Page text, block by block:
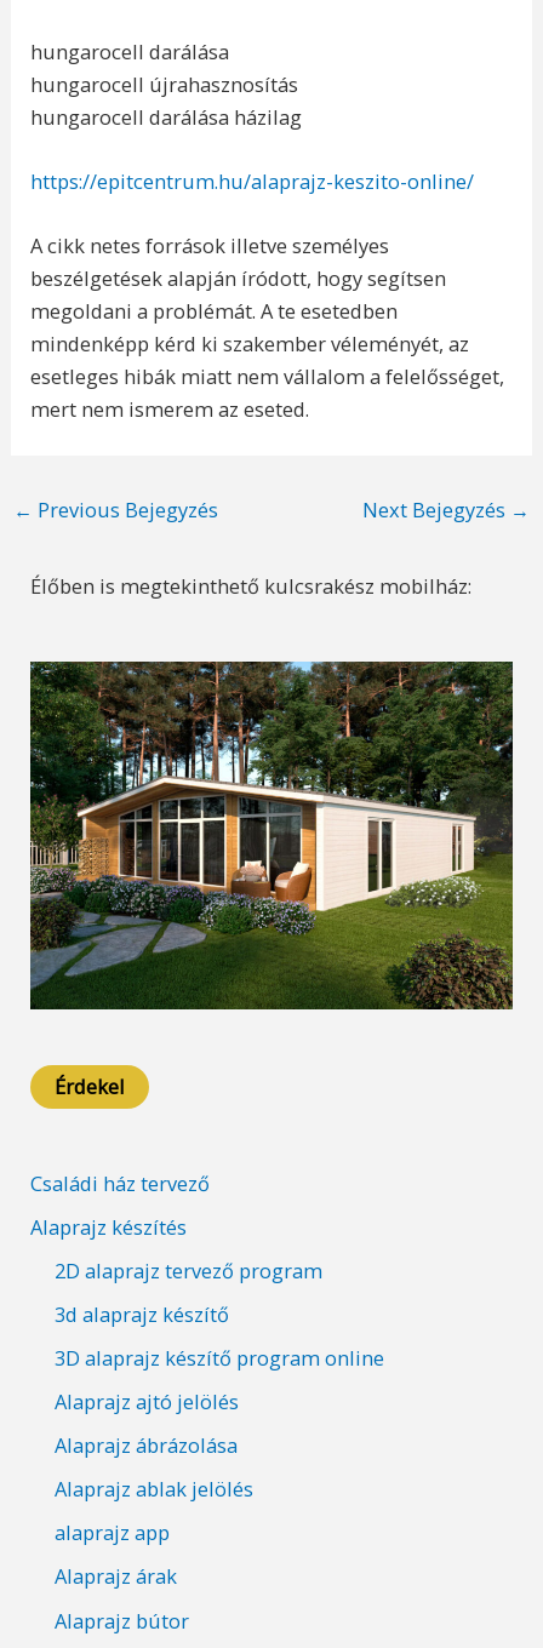
hungarocell darálása
hungarocell újrahasznosítás
hungarocell darálása házilag
https://epitcentrum.hu/alaprajz-keszito-online/
A cikk netes források illetve személyes
beszélgetések alapján íródott, hogy segítsen
megoldani a problémát. A te esetedben
mindenképp kérd ki szakember véleményét, az
esetleges hibák miatt nem vállalom a felelősséget,
mert nem ismerem az eseted.
Post
← Previous Bejegyzés Next Bejegyzés →
Élőben is megtekinthető kulcsrakész mobilház:
Érdekel
Családi ház tervező
Alaprajz készítés
2D alaprajz tervező program
3d alaprajz készítő
3D alaprajz készítő program online
Alaprajz ajtó jelölés
Alaprajz ábrázolása
Alaprajz ablak jelölés
alaprajz app
Alaprajz árak
Alaprajz bútor